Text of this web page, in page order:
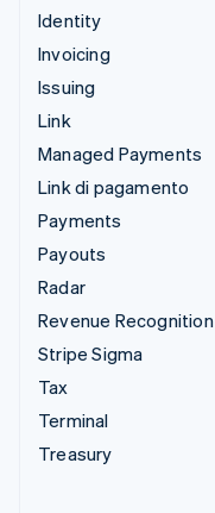
Identity
Invoicing
Issuing
Link
Managed Payments
Link di pagamento
Payments
Payouts
Radar
Revenue Recognition
Stripe Sigma
Tax
Terminal
Treasury